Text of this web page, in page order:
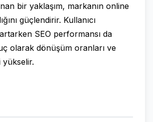
bir yaklaşım, markanın online
güçlendirir. Kullanıcı
SEO performansı da
olarak dönüşüm oranları ve
yükselir.